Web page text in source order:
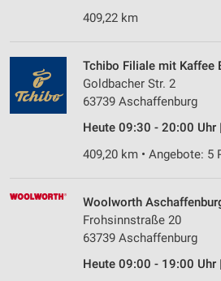
409,22 km
Tchibo Filiale mit Kaffee
Goldbacher Str. 2
63739 Aschaffenburg
Heute 09:30 - 20:00 Uhr |
409,20 km • Angebote: 5
Woolworth
Frohsinnstraße 20
63739 Aschaffenburg
Heute 09:00 - 19:00 Uhr |